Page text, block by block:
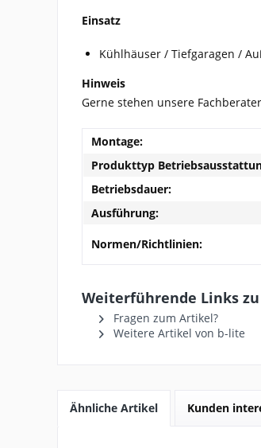
Einsatz
Kühlhäuser / Tiefgaragen /
Hinweis
Gerne stehen unsere
Montage:
Produkttyp
Betriebsdauer:
Ausführung:
Normen/Richtlinien:
Weiterführende Links zu
Fragen zum Artikel?
Weitere Artikel von b-lite
Ähnliche Artikel Kunden